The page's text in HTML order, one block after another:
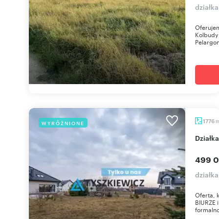
WYRÓŻNIONE 1776
499
Oferta,